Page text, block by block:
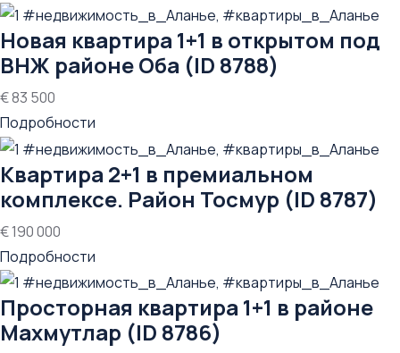
Новая квартира 1+1 в открытом под
ВНЖ районе Оба (ID 8788)
€ 83 500
Подробности
Квартира 2+1 в премиальном
комплексе. Район Тосмур (ID 8787)
€ 190 000
Подробности
Просторная квартира 1+1 в районе
Махмутлар (ID 8786)